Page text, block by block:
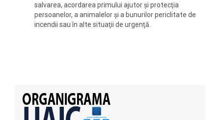
salvarea, acordarea primului ajutor şi protecţia
persoanelor, a animalelor şi a bunurilor periclitate de
incendii sau în alte situaţii de urgenţă.